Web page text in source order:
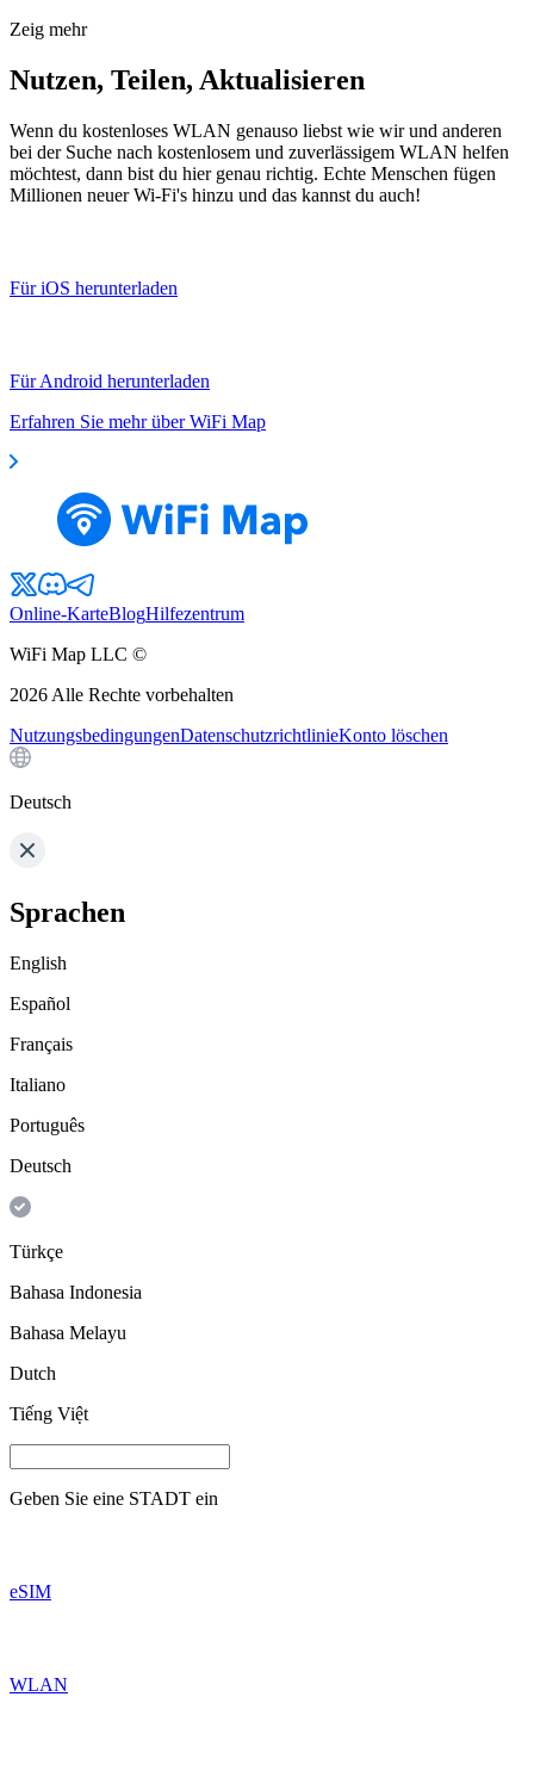
Zeig mehr
Nutzen, Teilen, Aktualisieren
Wenn du kostenloses WLAN genauso liebst wie wir und anderen
bei der Suche nach kostenlosem und zuverlässigem WLAN helfen
möchtest, dann bist du hier genau richtig. Echte Menschen fügen
Millionen neuer Wi-Fi's hinzu und das kannst du auch!
Für iOS herunterladen
Für Android herunterladen
Erfahren Sie mehr über WiFi Map
Online-KarteBlogHilfezentrum
WiFi Map LLC ©
2026 Alle Rechte vorbehalten
NutzungsbedingungenDatenschutzrichtlinieKonto löschen
Deutsch
Sprachen
English
Español
Français
Italiano
Português
Deutsch
Türkçe
Bahasa Indonesia
Bahasa Melayu
Dutch
Tiếng Việt
Geben Sie eine STADT ein
eSIM
WLAN